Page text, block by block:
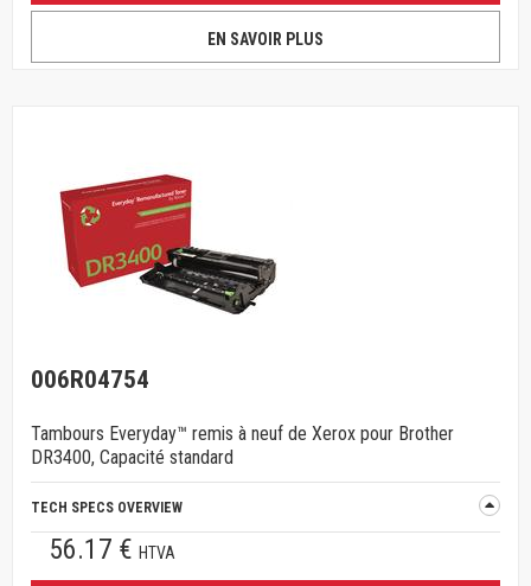
EN SAVOIR PLUS
006R04754
Tambours Everyday™ remis à neuf de Xerox pour Brother
DR3400, Capacité standard
TECH SPECS OVERVIEW
56.17 € HTVA